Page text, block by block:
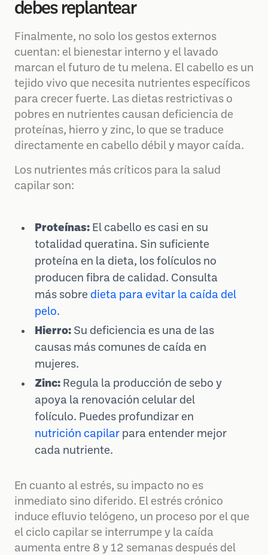
debes replantear
Finalmente, no solo los gestos externos
cuentan: el bienestar interno y el lavado
marcan el futuro de tu melena. El cabello es un
tejido vivo que necesita nutrientes específicos
para crecer fuerte. Las dietas restrictivas o
pobres en nutrientes causan deficiencia de
proteínas, hierro y zinc, lo que se traduce
directamente en cabello débil y mayor caída.
Los nutrientes más críticos para la salud
capilar son:
Proteínas: El cabello es casi en su
totalidad queratina. Sin suficiente
proteína en la dieta, los folículos no
producen fibra de calidad. Consulta
más sobre dieta para evitar la caída del
pelo.
Hierro: Su deficiencia es una de las
causas más comunes de caída en
mujeres.
Zinc: Regula la producción de sebo y
apoya la renovación celular del
folículo. Puedes profundizar en
nutrición capilar para entender mejor
cada nutriente.
En cuanto al estrés, su impacto no es
inmediato sino diferido. El estrés crónico
induce efluvio telógeno, un proceso por el que
el ciclo capilar se interrumpe y la caída
aumenta entre 8 y 12 semanas después del